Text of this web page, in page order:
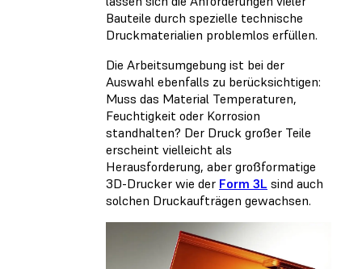
Bauteile durch spezielle technische
Druckmaterialien problemlos erfüllen.
Die Arbeitsumgebung ist bei der
Auswahl ebenfalls zu berücksichtigen:
Muss das Material Temperaturen,
Feuchtigkeit oder Korrosion
standhalten? Der Druck großer Teile
erscheint vielleicht als
Herausforderung, aber großformatige
3D-Drucker wie der Form 3L sind auch
solchen Druckaufträgen gewachsen.